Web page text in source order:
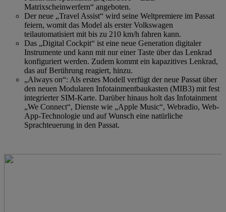
Matrixscheinwerfern“ angeboten.
Der neue „Travel Assist“ wird seine Weltpremiere im Passat
feiern, womit das Model als erster Volkswagen
teilautomatisiert mit bis zu 210 km/h fahren kann.
Das „Digital Cockpit“ ist eine neue Generation digitaler
Instrumente und kann mit nur einer Taste über das Lenkrad
konfiguriert werden. Zudem kommt ein kapazitives Lenkrad,
das auf Berührung reagiert, hinzu.
„Always on“: Als erstes Modell verfügt der neue Passat über
den neuen Modularen Infotainmentbaukasten (MIB3) mit fest
integrierter SIM-Karte. Darüber hinaus holt das Infotainment
„We Connect“, Dienste wie „Apple Music“, Webradio, Web-
App-Technologie und auf Wunsch eine natürliche
Sprachteuerung in den Passat.